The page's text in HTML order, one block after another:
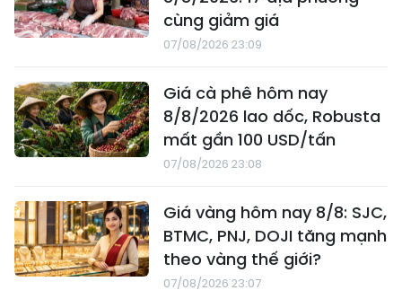
cùng giảm giá
07/08/2026 23:09
Giá cà phê hôm nay
8/8/2026 lao dốc, Robusta
mất gần 100 USD/tấn
07/08/2026 23:08
Giá vàng hôm nay 8/8: SJC,
BTMC, PNJ, DOJI tăng mạnh
theo vàng thế giới?
07/08/2026 23:07